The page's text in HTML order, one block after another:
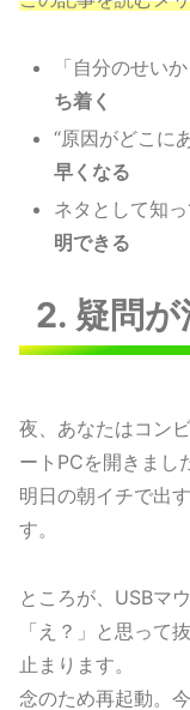
「自分のせい
ち着く
“原因がどこに
早くなる
ネタとして知
明できる
2. 疑問
夜、あなたはコン
ートPCを開きまし
明日の朝イチで出
す。
ところが、USBマ
「え？」と思って
止まります。
念のため再起動。